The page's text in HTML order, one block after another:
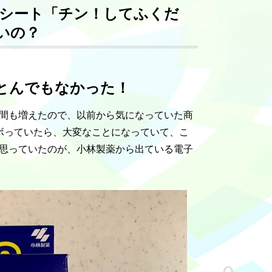
ート「チン！してふくだ
の？
んでもなかった！
も増えたので、以前から気になっていた商
ていたら、大変なことになっていて、こ
っていたのが、小林製薬から出ている電子